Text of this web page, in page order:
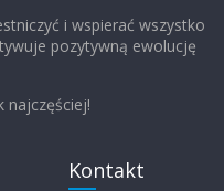
i wspierać wszystko
pozytywną ewolucję
najczęściej!
Kontakt